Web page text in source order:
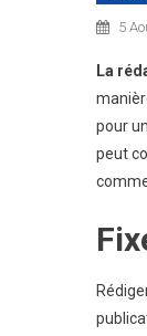
5
La
pour
peut